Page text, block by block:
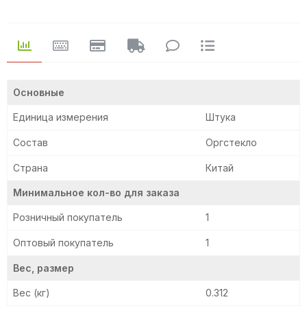
Основные
Единица измерения Штука
Состав Оргстекло
Страна Китай
Минимальное кол-во для заказа
Розничный покупатель 1
Оптовый покупатель 1
Вес, размер
Вес (кг) 0.312